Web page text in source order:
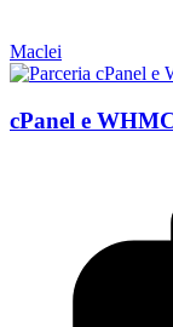
Maclei
cPanel e